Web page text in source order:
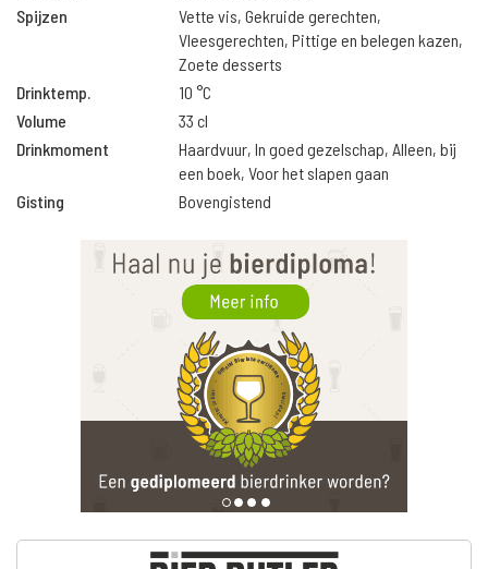
Spijzen
Vette vis, Gekruide gerechten,
Vleesgerechten, Pittige en belegen kazen,
Zoete desserts
Drinktemp.
10 °C
Volume
33 cl
Drinkmoment
Haardvuur, In goed gezelschap, Alleen, bij
een boek, Voor het slapen gaan
Gisting
Bovengistend